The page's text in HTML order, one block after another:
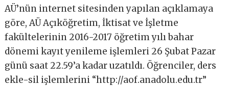
AÜ’nün internet sitesinden yapılan açıklamaya
göre, AÜ Açıköğretim, İktisat ve İşletme
fakültelerinin 2016-2017 öğretim yılı bahar
dönemi kayıt yenileme işlemleri 26 Şubat Pazar
günü saat 22.59’a kadar uzatıldı. Öğrenciler, ders
ekle-sil işlemlerini “http://aof.anadolu.edu.tr”